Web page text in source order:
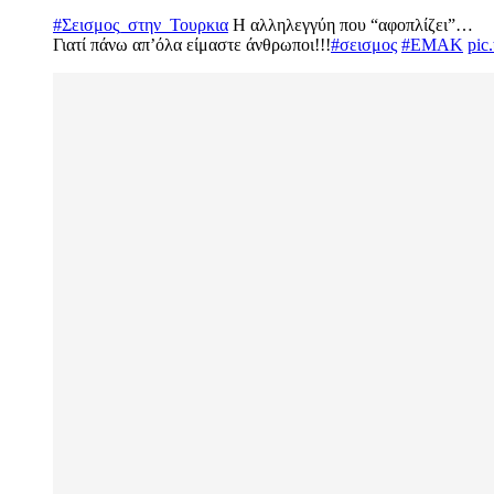
#Σεισμος_στην_Τουρκια Η αλληλεγγύη που “αφοπλίζει”…
Γιατί πάνω απ’όλα είμαστε άνθρωποι!!!#σεισμος #ΕΜΑΚ